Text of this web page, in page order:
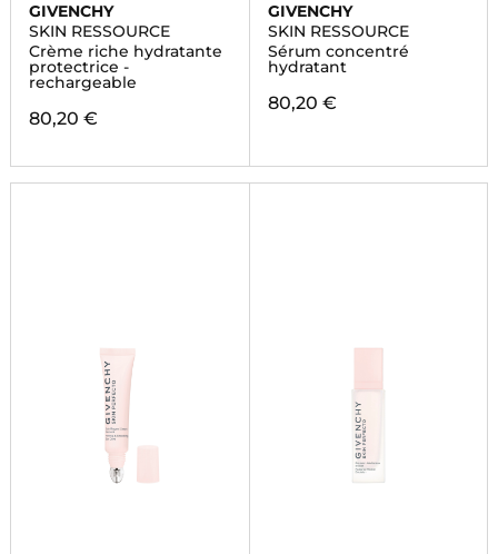
GIVENCHY
SKIN RESSOURCE
Crème riche hydratante
protectrice -
rechargeable
80,20 €
GIVENCHY
SKIN RESSOURCE
Sérum concentré
hydratant
80,20 €